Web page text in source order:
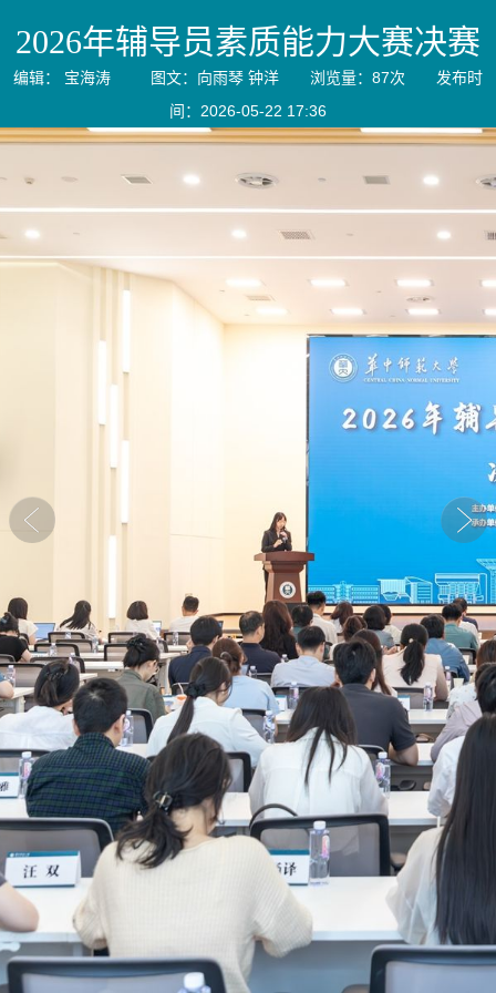
2026年辅导员素质能力大赛决赛
编辑： 宝海涛 图文：向雨琴 钟洋 浏览量： 87次 发布时
间：2026-05-22 17:36